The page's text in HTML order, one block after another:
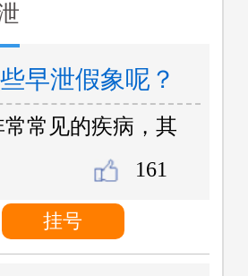
早泄假象呢？
161
常见的疾病，其
挂号